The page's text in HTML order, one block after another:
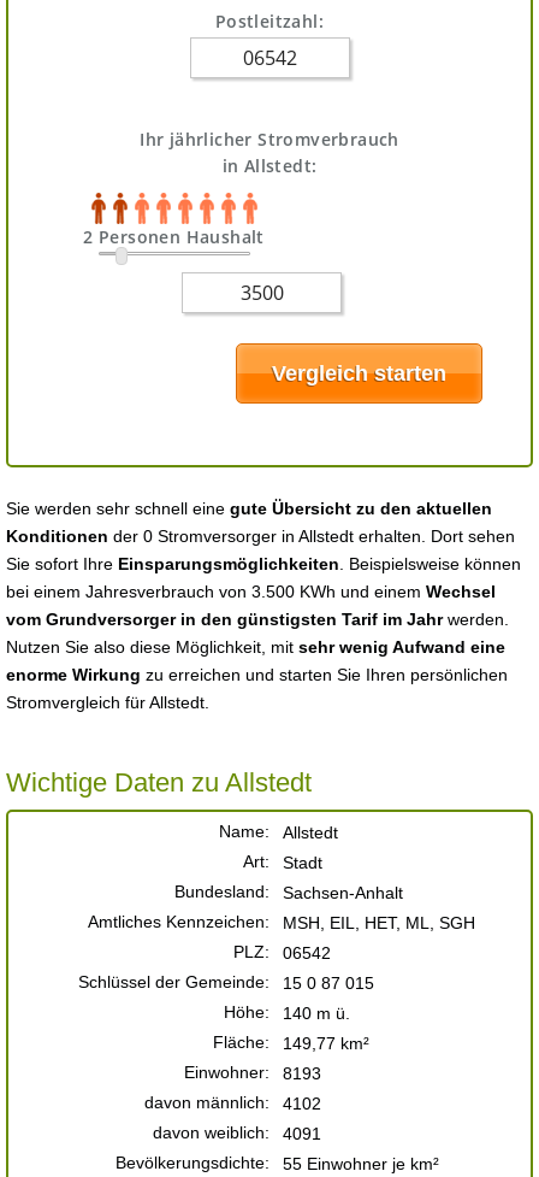
Postleitzahl:
Ihr jährlicher Stromverbrauch
in Allstedt:
2 Personen Haushalt
Sie werden sehr schnell eine gute Übersicht zu den aktuellen
Konditionen der 0 Stromversorger in Allstedt erhalten. Dort sehen
Sie sofort Ihre Einsparungsmöglichkeiten . Beispielsweise können
bei einem Jahresverbrauch von 3.500 KWh und einem Wechsel
vom Grundversorger in den günstigsten Tarif im Jahrwerden.
Nutzen Sie also diese Möglichkeit, mit sehr wenig Aufwand eine
enorme Wirkung zu erreichen und starten Sie Ihren persönlichen
Stromvergleich für Allstedt.
Wichtige Daten zu Allstedt
Name:
Allstedt
Art:
Stadt
Bundesland:
Sachsen-Anhalt
Amtliches Kennzeichen:
MSH, EIL, HET, ML, SGH
PLZ:
06542
Schlüssel der Gemeinde:
15 0 87 015
Höhe:
140 m ü.
Fläche:
149,77 km²
Einwohner:
8193
davon männlich:
4102
davon weiblich:
4091
Bevölkerungsdichte:
55 Einwohner je km²